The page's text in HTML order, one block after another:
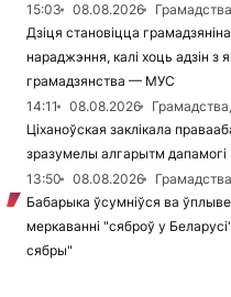
15:03
08.08.2026
Грамадства
Дзіця становіцца
нараджэння, калі хоць адзін з
грамадзянства — МУС
14:11
08.08.2026
Ціханоўская заклікала
зразумелы алгарытм дапамогі
13:50
08.08.2026
Бабарыка ўсумніўся ва
меркаванні "сяброў у
сябры"